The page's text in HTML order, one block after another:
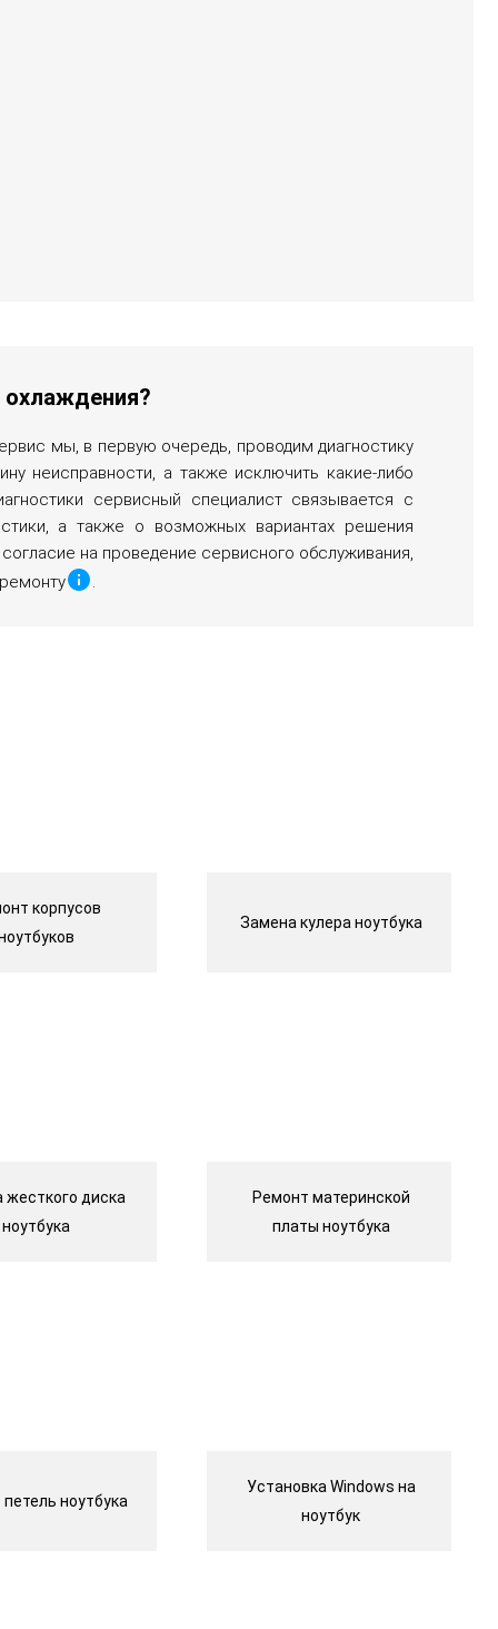
мы, в первую очередь, проводим диагностику
неисправности, а также исключить какие-либо
сервисный специалист связывается с
а также о возможных вариантах решения
на проведение сервисного обслуживания,
.
корпусов
Замена кулера ноутбука
жесткого диска
ноутбука
Ремонт материнской
платы ноутбука
ноутбука
Установка Windows на
ноутбук